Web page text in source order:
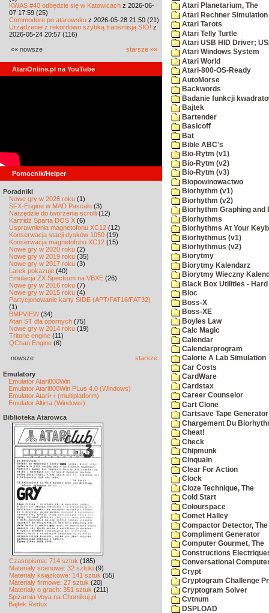
KWAS #40 odbędzie się w Katowicach z 2026-06-
07 17:59 (25)
Commodore po atarowsku z 2026-05-28 21:50 (21)
Urządzenie z rekordowo szybką transmisją SIO! z
2026-05-24 20:57 (116)
«« nowsze starsze »»
AtariOnline.pl na YouTube
Pomocnik/Helper
Poradniki
Nowe gry w 2026 roku (1)
SFX-Engine w MAD Pascalu (3)
Narzędzie do tworzenia scrolli (12)
Kartridż Sparta DOS X (6)
Usprawnienia magnetofonu XC12 (12)
Konserwacja stacji dysków 1050 (19)
Konserwacja magnetofonu XC12 (15)
Nowe gry w 2020 roku (2)
Nowe gry w 2019 roku (35)
Nowe gry w 2017 roku (3)
Larek pokazuje (40)
Emulacja ZX Spectrum na VBXE (26)
Nowe gry w 2016 roku (7)
Nowe gry w 2015 roku (4)
Partycjonowanie karty SIDE (APT/FAT16/FAT32)
(1)
BMPVIEW(34)
Atari ST dla opornych (75)
Nowe gry w 2014 roku (19)
Tritone engine (11)
QChan Engine (6)
nowsze starsze
Emulatory
Emulator Atari800Win
Emulator Atari800Win PLus 4.0 (Windows)
Emulator Atari++ (multiplatform)
Emulator Altirra (Windows)
Biblioteka Atarowca
Czasopisma: 714 sztuk (185)
Materiały scenowe: 32 sztuki (9)
Materiały książkowe: 141 sztuk (55)
Materiały firmowe: 27 sztuk (20)
Materiały o grach: 351 sztuk (211)
Spiżarnia Voya na Chomikuj.pl
Bajtek Redux
Atari Planetarium, The
Atari Rechner Simulation
Atari Tarots
Atari Telly Turtle
Atari USB HID Driver;
Atari Windows System
Atari World
Atari-800-OS-Ready
AutoMorse
Backwords
Badanie funkcji
Bajtek
Bartender
Basicoff
Bat
Bible ABC's
Bio-Rytm (v1)
Bio-Rytm (v2)
Bio-Rytm (v3)
Biopowinowactwo
Biorhythm (v1)
Biorhythm (v2)
Biorhythm Graphing and
Biorhythms
Biorhythms At Your
Biorhythmus (v1)
Biorhythmus (v2)
Biorytmy
Biorytmy Kalendarz
Biorytmy Wieczny
Black Box Utilities -
Bloc
Boss-X
Boss-XE
Boyles Law
Calc Magic
Calendar
Calendarprogram
Calorie A Lab Simulation
Car Costs
CardWare
Cardstax
Career Counselor
Cart Clone
Cartsave Tape Generator
Chargement Du
Cheat!
Check
Chipmunk
Cinquain
Clear For Action
Clock
Cloze Technique, The
Cold Start
Colourspace
Comet Halley
Compactor Detector, The
Compliment Generator
Computer Gourmet, The
Constructions
Conversational
Crypt
Cryptogram Challenge
Cryptogram Solver
Cvtnum
DSPLOAD